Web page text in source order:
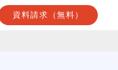
資料請求（無料）